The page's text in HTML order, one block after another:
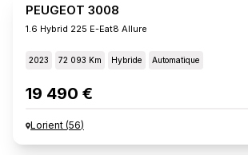
PEUGEOT 3008
1.6 Hybrid 225 E-Eat8 Allure
2023 72 093 Km Hybride Automatique
19 490 €
Lorient (56)